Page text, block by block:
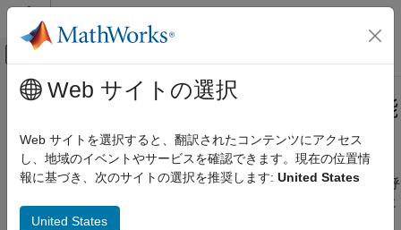
コンテンツへスキップ
オフキャンバス ナビゲーション メ
ドキュメンテーションのホーム
Embedded Coder
アーキテクチャとコンポーネントの設計
モデルのコンポジションと再利用
メインコンテンツ
最上位モデルからの再呼び出し可能
なコードの生成
既定では、コード ジェネレーターは、最上位モデルに対して再呼
び出し可能でないコードを生成します。エントリポイント関数に
は void-void インターフェイスがあります。コードは、共有メモ
Web サイトの選択
Web サイトを選択すると、翻訳されたコンテンツにアクセス
し、地域のイベントやサービスを確認できます。現在の位置情
報に基づき、次のサイトの選択を推奨します: United States
United States